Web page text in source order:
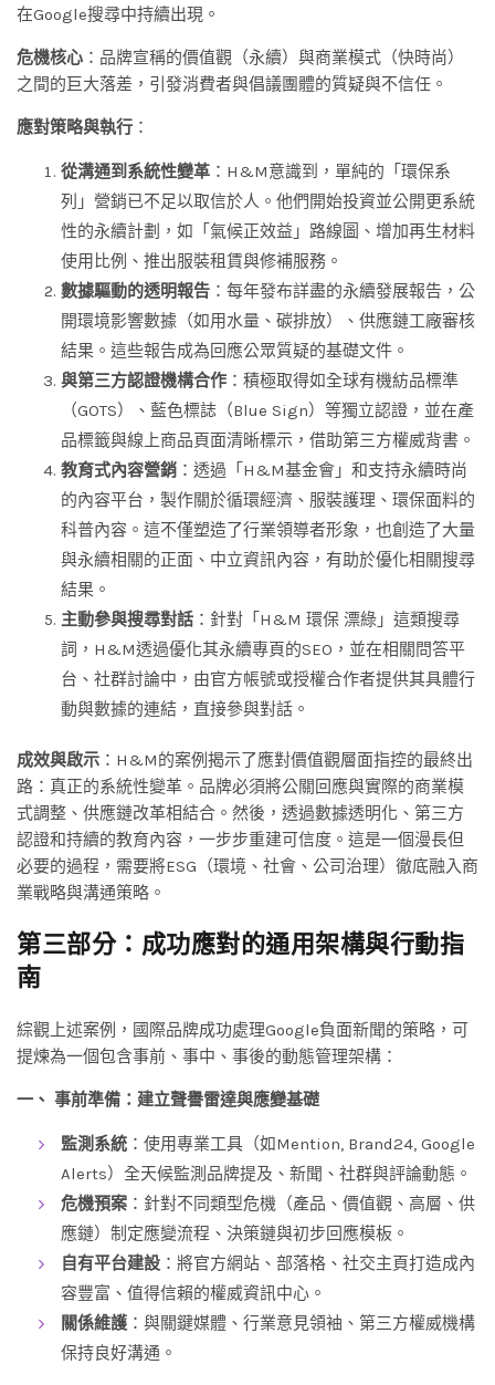
在Google搜尋中持續出現。
危機核心 ：品牌宣稱的價值觀（永續）與商業模式（快時尚）
之間的巨大落差，引發消費者與倡議團體的質疑與不信任。
應對策略與執行 ：
從溝通到系統性變革 ：H&M意識到，單純的「環保系
列」營銷已不足以取信於人。他們開始投資並公開更系統
性的永續計劃，如「氣候正效益」路線圖、增加再生材料
使用比例、推出服裝租賃與修補服務。
數據驅動的透明報告 ：每年發布詳盡的永續發展報告，公
開環境影響數據（如用水量、碳排放）、供應鏈工廠審核
結果。這些報告成為回應公眾質疑的基礎文件。
與第三方認證機構合作 ：積極取得如全球有機紡品標準
（GOTS）、藍色標誌（Blue Sign）等獨立認證，並在產
品標籤與線上商品頁面清晰標示，借助第三方權威背書。
教育式內容營銷 ：透過「H&M基金會」和支持永續時尚
的內容平台，製作關於循環經濟、服裝護理、環保面料的
科普內容。這不僅塑造了行業領導者形象，也創造了大量
與永續相關的正面、中立資訊內容，有助於優化相關搜尋
結果。
主動參與搜尋對話 ：針對「H&M 環保 漂綠」這類搜尋
詞，H&M透過優化其永續專頁的SEO，並在相關問答平
台、社群討論中，由官方帳號或授權合作者提供其具體行
動與數據的連結，直接參與對話。
成效與啟示 ：H&M的案例揭示了應對價值觀層面指控的最終出
路：真正的系統性變革。品牌必須將公關回應與實際的商業模
式調整、供應鏈改革相結合。然後，透過數據透明化、第三方
認證和持續的教育內容，一步步重建可信度。這是一個漫長但
必要的過程，需要將ESG（環境、社會、公司治理）徹底融入商
業戰略與溝通策略。
第三部分：成功應對的通用架構與行動指
南
綜觀上述案例，國際品牌成功處理Google負面新聞的策略，可
提煉為一個包含事前、事中、事後的動態管理架構：
一、 事前準備：建立聲譽雷達與應變基礎
監測系統 ：使用專業工具（如Mention, Brand24, Google
Alerts）全天候監測品牌提及、新聞、社群與評論動態。
危機預案 ：針對不同類型危機（產品、價值觀、高層、供
應鏈）制定應變流程、決策鏈與初步回應模板。
自有平台建設 ：將官方網站、部落格、社交主頁打造成內
容豐富、值得信賴的權威資訊中心。
關係維護 ：與關鍵媒體、行業意見領袖、第三方權威機構
保持良好溝通。